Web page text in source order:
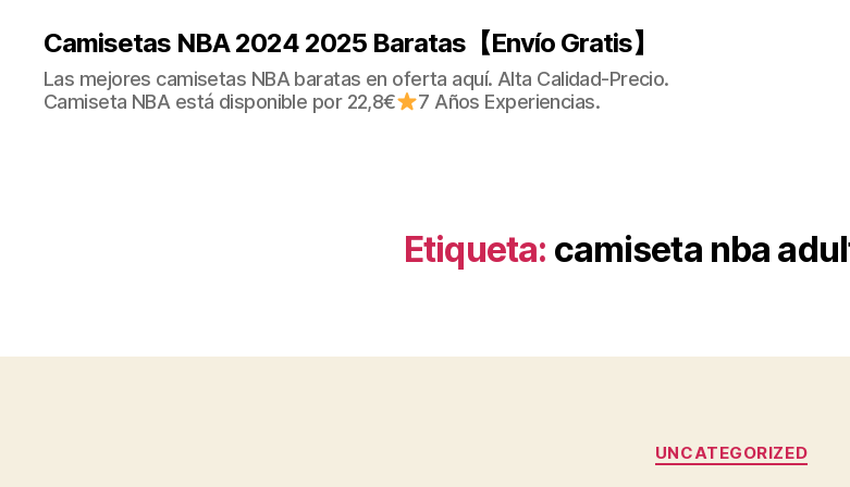
Camisetas NBA 2024 2025 Baratas【Envío Gratis】
Las mejores camisetas NBA baratas en oferta aquí. Alta Calidad-Precio.
Camiseta NBA está disponible por 22,8€
7 Años Experiencias.
Etiqueta: camiseta nba
Categorías
UNCATEGORIZED